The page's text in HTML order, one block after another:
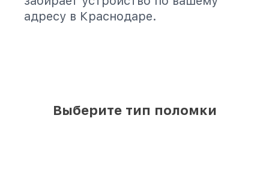
адресу в Краснодаре.
Выберите тип поломки